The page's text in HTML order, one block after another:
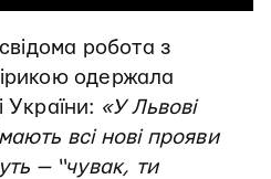
робота з
одержала
України: «У Львові
всі нові прояви
— “чувак, ти